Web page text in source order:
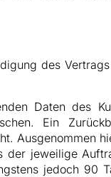
des
Daten des
Ein
Ausgenommen
jeweilige
jedoch 90